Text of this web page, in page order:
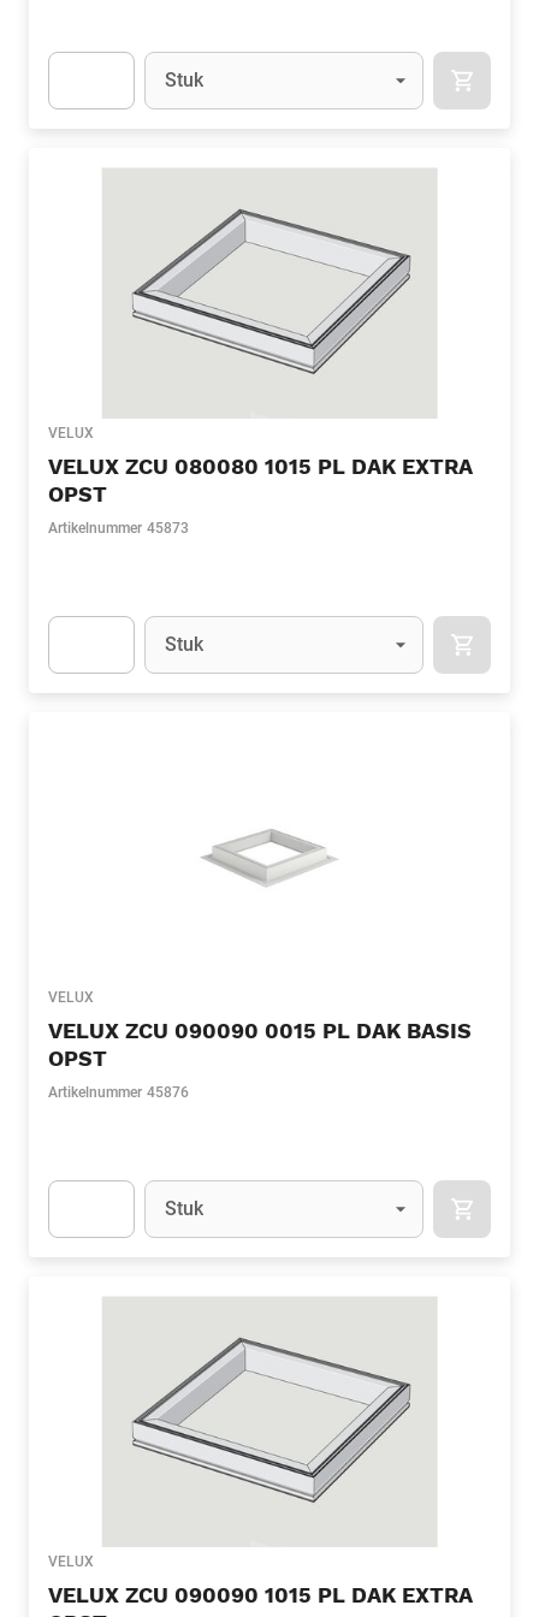
Eenheid
Stuk
VELUX
VELUX ZCU 080080 1015 PL DAK EXTRA
OPST
Artikelnummer 45873
Eenheid
Stuk
VELUX
VELUX ZCU 090090 0015 PL DAK BASIS
OPST
Artikelnummer 45876
Eenheid
Stuk
VELUX
VELUX ZCU 090090 1015 PL DAK EXTRA